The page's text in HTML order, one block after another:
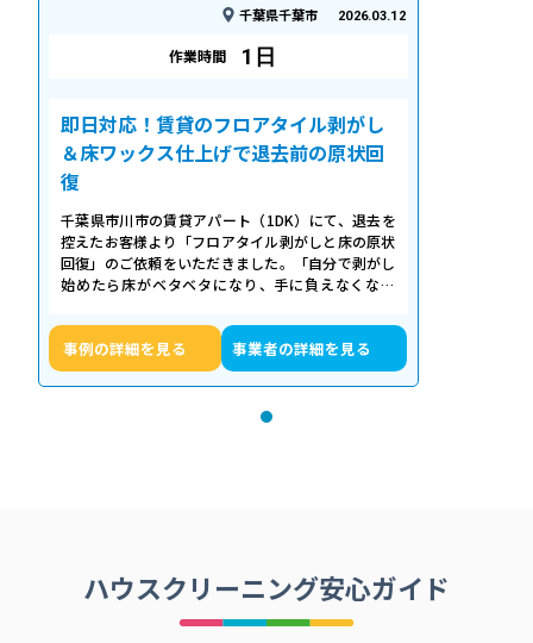
千葉県千葉市 2026.03.12
作業時間 1日
即日対応！賃貸のフロアタイル剥がし
＆床ワックス仕上げで退去前の原状回
復
千葉県市川市の賃貸アパート（1DK）にて、退去を
控えたお客様より「フロアタイル剥がしと床の原状
回復」のご依頼をいただきました。「自分で剥がし
始めたら床がベタベタになり、手に負えなくなっ
事例の詳細を見る 事業者の詳細を見る
ハウスクリーニング安心ガイド